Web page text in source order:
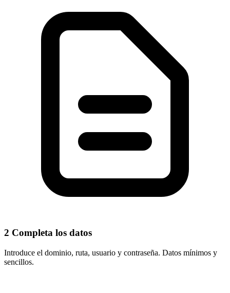
2 Completa los datos
Introduce el dominio, ruta, usuario y contraseña. Datos mínimos y
sencillos.